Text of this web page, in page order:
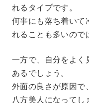
れるタイプです。
何事にも落ち着いて
れることも多いので
一方で、自分をよく
あるでしょう。
外面の良さが原因で
八方美人になってし